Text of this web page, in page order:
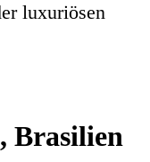
luxuriösen
Brasilien